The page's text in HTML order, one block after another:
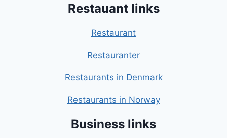
Restauant links
Restaurant
Restauranter
Restaurants in Denmark
Restaurants in Norway
Business links